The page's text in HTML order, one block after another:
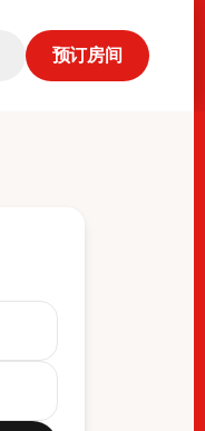
预订房间